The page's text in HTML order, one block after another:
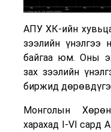
АПУ ХК-ийн
зээлийн үнэлгээ
байгаа юм. Оны
зах зээлийн
биржид
Монголын
харахад I-VI сард